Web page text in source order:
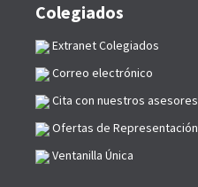
Colegiados
Extranet Colegiados
Correo electrónico
Cita con nuestros asesores
Ofertas de Representación
Ventanilla Única